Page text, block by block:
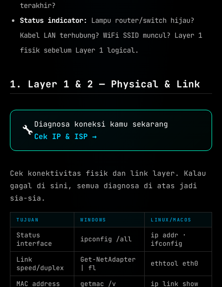
terakhir?
Status indicator:
Lampu router/switch hijau?
Kabel LAN terhubung? WiFi SSID muncul? Layer 1
fisik sebelum Layer 1 logical.
1. Layer 1 & 2 — Physical & Link
🔧 Diagnosa koneksi kamu sekarang
Cek IP & ISP →
Cek konektivitas fisik dan link layer. Kalau
gagal di sini, semua diagnosa di atas jadi
sia-sia.
TUJUAN WINDOWS LINUX/MACOS
Status
interface
ipconfig /all
ip addr ·
ifconfig
Link
speed/duplex
Get-NetAdapter
| fl
ethtool eth0
MAC address getmac /v ip link show